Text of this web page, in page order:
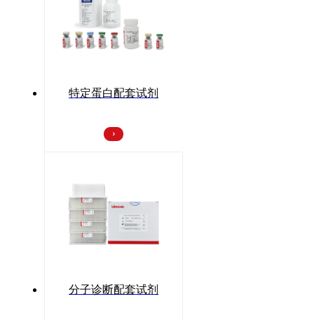
特定蛋白配套试剂
分子诊断配套试剂